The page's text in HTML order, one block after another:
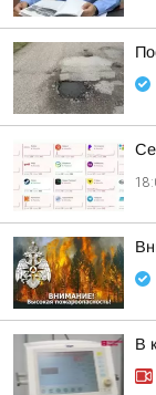
В